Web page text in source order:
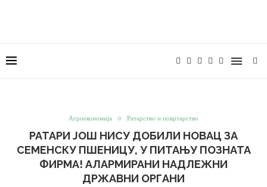
Агроекономија Ратарство и повртарство
РАТАРИ ЈОШ НИСУ ДОБИЛИ НОВАЦ ЗА
СЕМЕНСКУ ПШЕНИЦУ, У ПИТАЊУ ПОЗНАТА
ФИРМА! АЛАРМИРАНИ НАДЛЕЖНИ
ДРЖАВНИ ОРГАНИ